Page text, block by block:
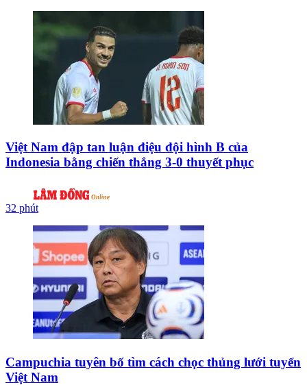
Việt Nam đập tan luận điệu đội hình B của
Indonesia bằng chiến thắng 3-0 thuyết phục
32 phút
Campuchia tuyên bố tìm cách chọc thủng lưới tuyển
Việt Nam